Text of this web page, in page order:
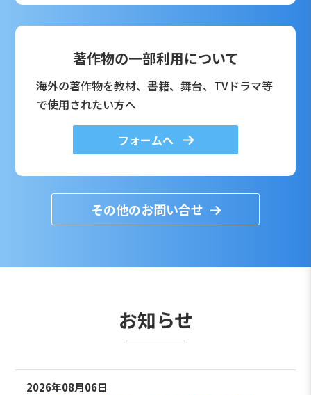
著作物の一部利用について
海外の著作物を教材、書籍、舞台、TVドラマ等
で使用されたい方へ
フォームへ
その他のお問い合せ
お知らせ
2026年08月06日